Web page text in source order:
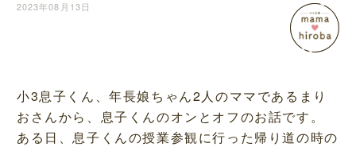
2023年08月13日
小3息子くん、年長娘ちゃん2人のママであるまり
おさんから、息子くんのオンとオフのお話です。
ある日、息子くんの授業参観に行った帰り道の時の